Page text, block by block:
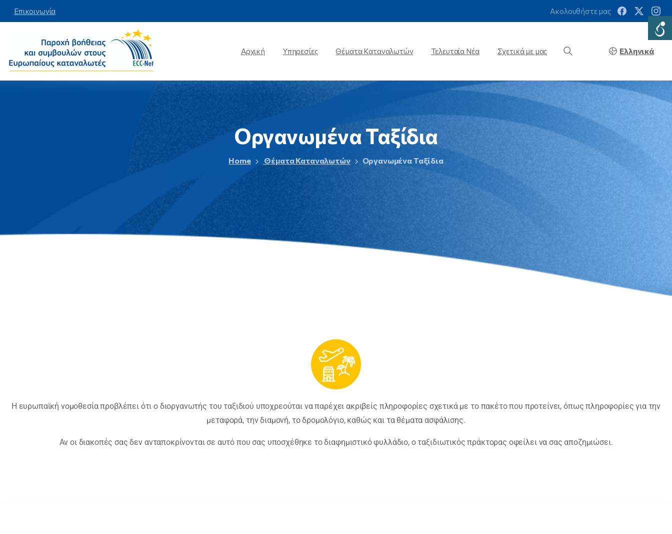
Επικοινωνία Ακολουθήστε μας
Αρχική Υπηρεσίες Θέματα Καταναλωτών Τελευταία Νέα Σχετικά με μας Ελληνικά
ΟργανωμέναΤαξίδια
Home Θέματα Καταναλωτών Οργανωμένα Ταξίδια
Η ευρωπαϊκή νομοθεσία προβλέπει ότι ο διοργανωτής του ταξιδιού υποχρεούται να παρέχει ακριβείς πληροφορίες σχετικά με το πακέτο που προτείνει, όπως πληροφορίες για την
μεταφορά, την διαμονή, το δρομολόγιο, καθώς και τα θέματα ασφάλισης.
Αν οι διακοπές σας δεν ανταποκρίνονται σε αυτό που σας υποσχέθηκε το διαφημιστικό φυλλάδιο, ο ταξιδιωτικός πράκτορας οφείλει να σας αποζημιώσει.